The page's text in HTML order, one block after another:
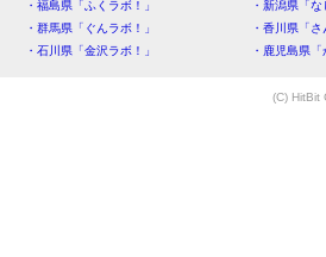
・福島県「ふくラボ！」
・新潟県「
・群馬県「ぐんラボ！」
・香川県「
・石川県「金沢ラボ！」
・鹿児島県
(C) HitBit